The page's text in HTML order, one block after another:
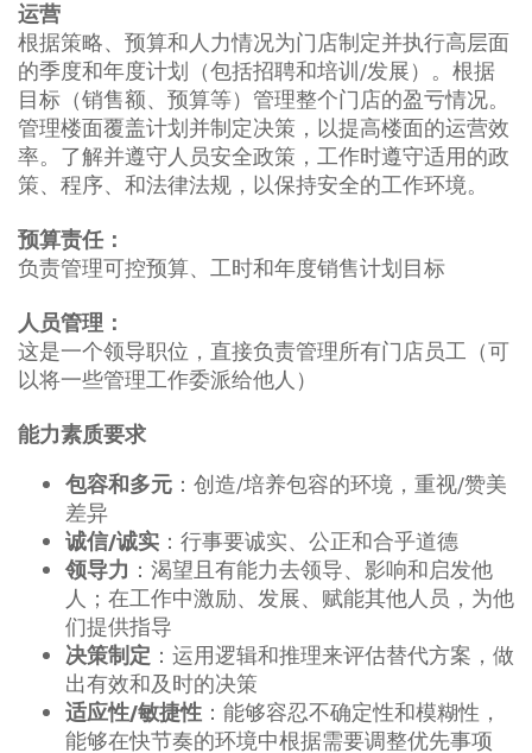
运营
根据策略、预算和人力情况为门店制定并执行高层面
的季度和年度计划（包括招聘和培训/发展）。根据
目标（销售额、预算等）管理整个门店的盈亏情况。
管理楼面覆盖计划并制定决策，以提高楼面的运营效
率。了解并遵守人员安全政策，工作时遵守适用的政
策、程序、和法律法规，以保持安全的工作环境。
预算责任：
负责管理可控预算、工时和年度销售计划目标
人员管理：
这是一个领导职位，直接负责管理所有门店员工（可
以将一些管理工作委派给他人）
能力素质要求
包容和多元 ：创造/培养包容的环境，重视/赞美
差异
诚信/诚实 ：行事要诚实、公正和合乎道德
领导力 ：渴望且有能力去领导、影响和启发他
人；在工作中激励、发展、赋能其他人员，为他
们提供指导
决策制定 ：运用逻辑和推理来评估替代方案，做
出有效和及时的决策
适应性/敏捷性 ：能够容忍不确定性和模糊性，
能够在快节奏的环境中根据需要调整优先事项